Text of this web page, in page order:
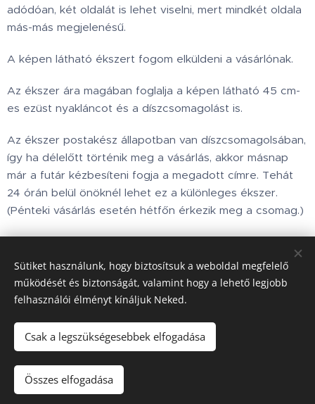
adódóan, két oldalát is lehet viselni, mert mindkét oldala
más-más megjelenésű.
A képen látható ékszert fogom elküldeni a vásárlónak.
Az ékszer ára magában foglalja a képen látható 45 cm-
es ezüst nyakláncot és a díszcsomagolást is.
Az ékszer postakész állapotban van díszcsomagolsában,
így ha délelőtt történik meg a vásárlás, akkor másnap
már a futár kézbesíteni fogja a megadott címre. Tehát
24 órán belül önöknél lehet ez a különleges ékszer.
(Pénteki vásárlás esetén hétfőn érkezik meg a csomag.)
Nincs raktáron
Minden jog fenntartva © 2002.www.holdbarka.com
Sütik
Sütiket használunk, hogy biztosítsuk a weboldal megfelelő
működését és biztonságát, valamint hogy a lehető legjobb
felhasználói élményt kínáljuk Neked.
Csak a legszükségesebbek elfogadása
Összes elfogadása